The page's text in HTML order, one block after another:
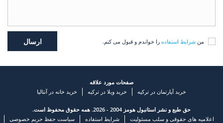
من شرایط استفاده را خواندم و قبول می کنم.
صفحات مورد علاقه
خرید آپارتمان در ترکیه
خرید ویلا در ترکیه خرید خانه در آنتالیا
حق طبع و نشر استانبول هومز 2004 - 2026. همه حقوق محفوظ است.
اعلامیه های حقوقی و سلب مسئولیت
شرایط استفاده
سیاست حفظ حریم خصوصی